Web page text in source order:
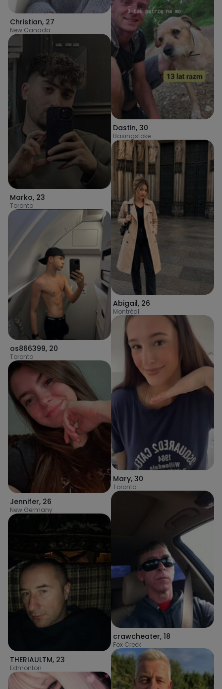
Christian, 27
New Canada
Marko, 23
Toronto
os866399, 20
Toronto
Jennifer, 26
New Germany
THERIAULTM, 23
Edmonton
Dastin, 30
Basingstoke
Abigail, 26
Montréal
Mary, 30
Toronto
crawcheater, 18
Fox Creek